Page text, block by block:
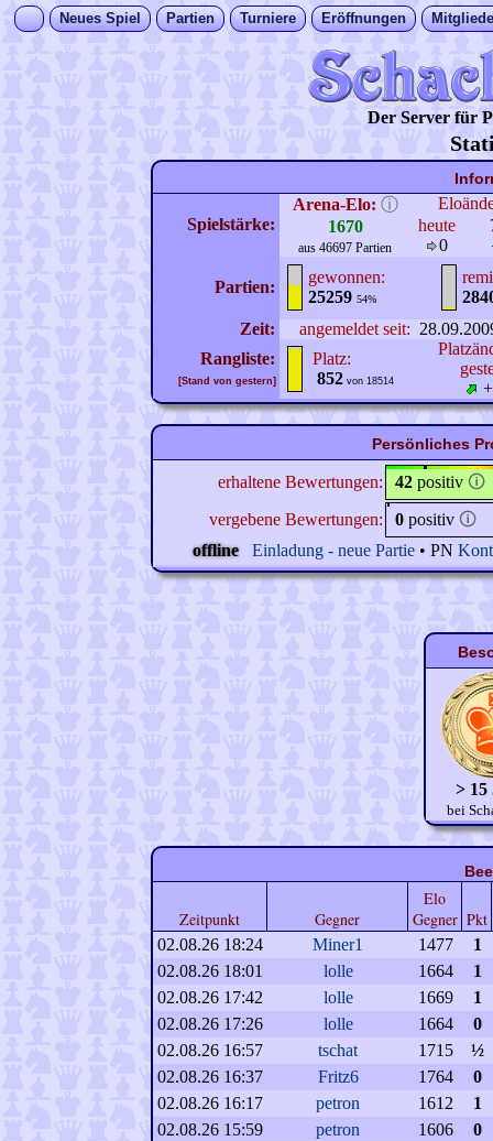
Neues Spiel Partien Turniere Eröffnungen
Der Server für
Spielstärke:
Arena-Elo: ⓘ
1670
aus 46697 Partien
heute
0
Partien:
gewonnen:
25259 54%
Zeit:
angemeldet seit:
Rangliste:
[Stand von gestern]
Platz:
852 von 18514
Persönliches
erhaltene Bewertungen: 42 positiv 🛈
vergebene Bewertungen:
0 positiv 🛈
offline
Einladung - neue Partie • PN
> 15
bei
Zeitpunkt Gegner
Elo
Gegner Pkt
02.08.26 18:24 Miner1 1477
1
02.08.26 18:01
lolle 1664
1
02.08.26 17:42
lolle 1669
1
02.08.26 17:26
lolle 1664
0
02.08.26 16:57
tschat 1715
½
02.08.26 16:37
Fritz6 1764
0
02.08.26 16:17
petron 1612
1
02.08.26 15:59
petron 1606
0